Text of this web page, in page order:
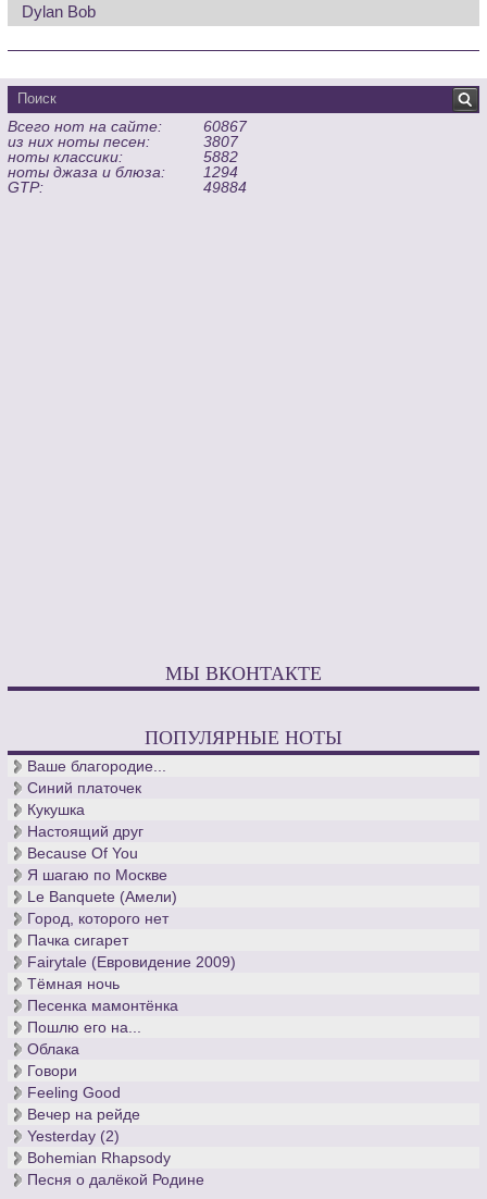
Dylan Bob
Всего нот на сайте:
60867
из них ноты песен:
3807
ноты классики:
5882
ноты джаза и блюза:
1294
GTP:
49884
МЫ ВКОНТАКТЕ
ПОПУЛЯРНЫЕ НОТЫ
Ваше благородие...
Синий платочек
Кукушка
Настоящий друг
Because Of You
Я шагаю по Москве
Le Banquete (Амели)
Город, которого нет
Пачка сигарет
Fairytale (Евровидение 2009)
Тёмная ночь
Песенка мамонтёнка
Пошлю его на...
Облака
Говори
Feeling Good
Вечер на рейде
Yesterday (2)
Bohemian Rhapsody
Песня о далёкой Родине